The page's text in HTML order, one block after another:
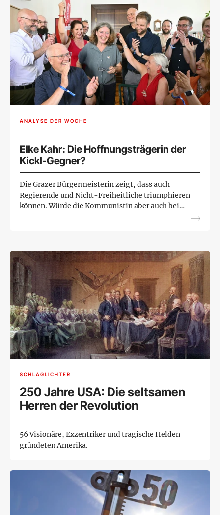
ANALYSE DER WOCHE
Elke Kahr: Die Hoffnungsträgerin der
Kickl-Gegner?
Die Grazer Bürgermeisterin zeigt, dass auch
Regierende und Nicht-Freiheitliche triumphieren
können. Würde die Kommunistin aber auch bei
SCHLAGLICHTER
250 Jahre USA: Die seltsamen
Herren der Revolution
56 Visionäre, Exzentriker und tragische Helden
gründeten Amerika.